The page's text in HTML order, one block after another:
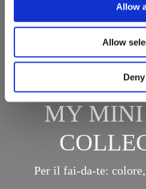
Allow
Allow
Deny
MY MINI
Per il fai-da-te: